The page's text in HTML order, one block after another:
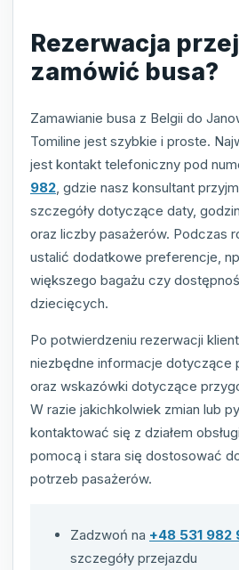
Rezerwacja
zamówić busa?
Zamawianie busa z Belgii do
Tomiline jest szybkie i proste.
jest kontakt telefoniczny pod
982 , gdzie nasz konsultant
szczegóły dotyczące daty,
oraz liczby pasażerów. Podczas
ustalić dodatkowe preferencje,
większego bagażu czy
dziecięcych.
Po potwierdzeniu rezerwacji
niezbędne informacje dotyczące
oraz wskazówki dotyczące
W razie jakichkolwiek zmian lub
kontaktować się z działem
pomocą i stara się dostosować
potrzeb pasażerów.
Zadzwoń na +48 531 982
szczegóły przejazdu